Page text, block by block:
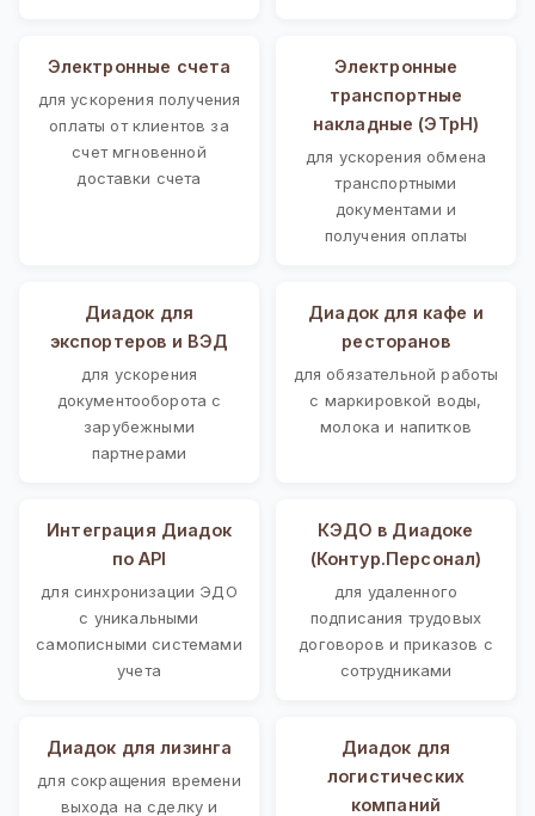
Электронные счета
для ускорения получения
оплаты от клиентов за
счет мгновенной
доставки счета
Электронные
транспортные
накладные (ЭТрН)
для ускорения обмена
транспортными
документами и
получения оплаты
Диадок для
экспортеров и ВЭД
для ускорения
документооборота с
зарубежными
партнерами
Диадок для кафе и
ресторанов
для обязательной работы
с маркировкой воды,
молока и напитков
Интеграция Диадок
по API
для синхронизации ЭДО
с уникальными
самописными системами
учета
КЭДО в Диадоке
(Контур.Персонал)
для удаленного
подписания трудовых
договоров и приказов с
сотрудниками
Диадок для лизинга
для сокращения времени
выхода на сделку и
Диадок для
логистических
компаний